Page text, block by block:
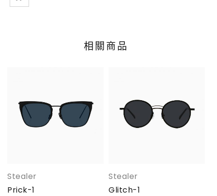
相關商品
Stealer
Prick-1
Stealer
Glitch-1